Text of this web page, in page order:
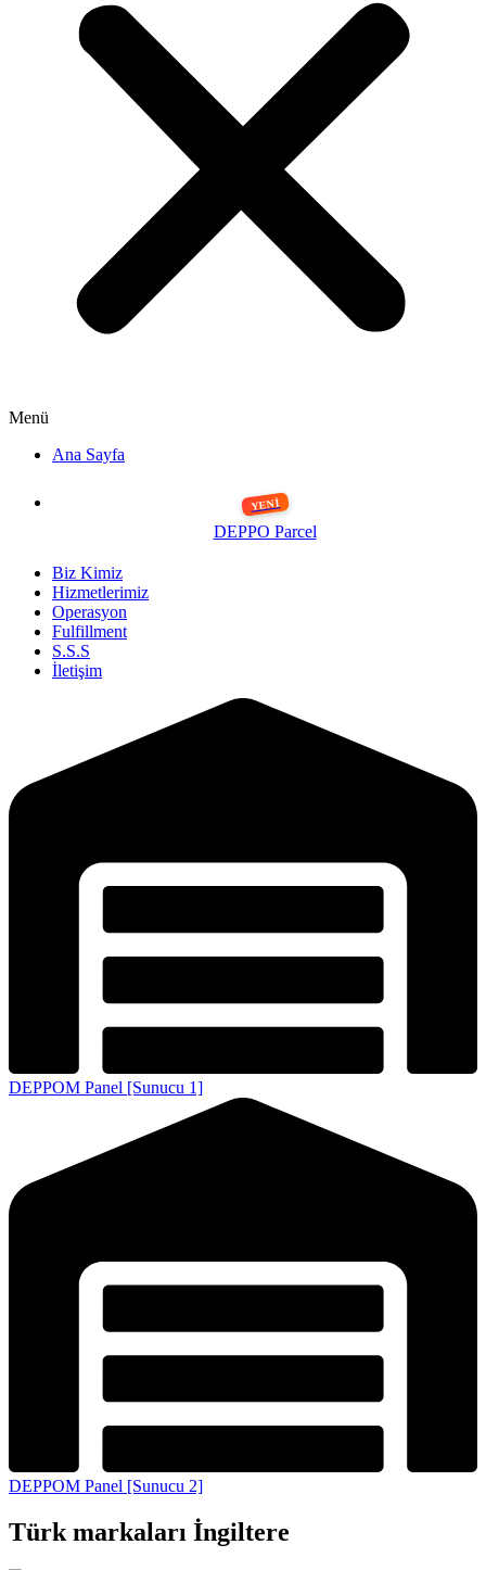
Menü
Ana Sayfa
DEPPO Parcel
Biz Kimiz
Hizmetlerimiz
Operasyon
Fulfillment
S.S.S
İletişim
DEPPOM Panel [Sunucu 1]
DEPPOM Panel [Sunucu 2]
Türk markaları İngiltere